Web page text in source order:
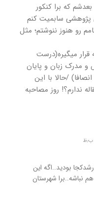
که برا کنکور
پژوهشی سابمیت کنم
رو هنوز ننوشتم؛ مثل
قرار میگیره(درست
مدرک زبان و پایان
/حالا با این
ندارم؟! روز مصاحبه
بودید..اگه این
نباشه..برا شهرستان